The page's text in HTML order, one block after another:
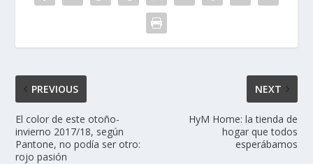
PREVIOUS
El color de este otoño-
invierno 2017/18, según
Pantone, no podía ser otro:
rojo pasión
NEXT
HyM Home: la tienda de
hogar que todos
esperábamos